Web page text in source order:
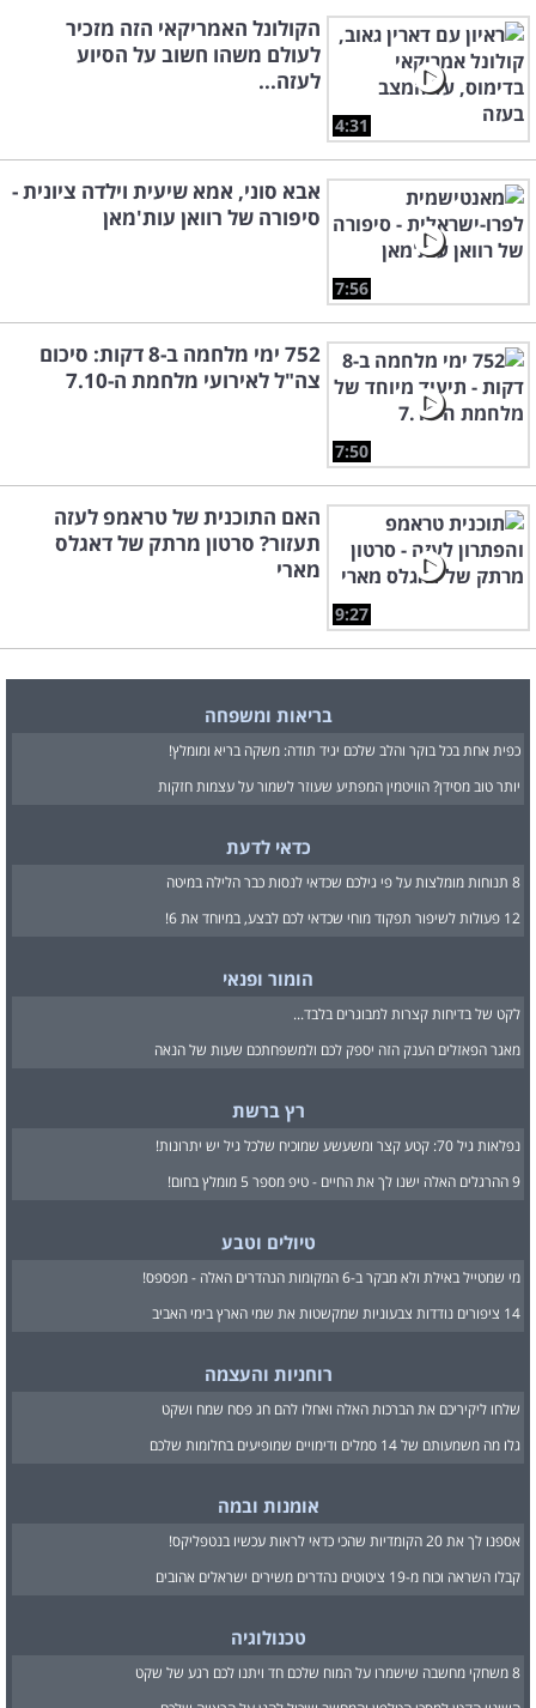
4:31
הקולונל האמריקאי הזה מזכיר
לעולם משהו חשוב על הסיוע
לעזה...
7:56
אבא סוני, אמא שיעית וילדה ציונית -
סיפורה של רוואן עות'מאן
7:50
752 ימי מלחמה ב-8 דקות: סיכום
צה"ל לאירועי מלחמת ה-7.10
9:27
האם התוכנית של טראמפ לעזה
תעזור? סרטון מרתק של דאגלס
מארי
בריאות ומשפחה
כפית אחת בכל בוקר והלב שלכם יגיד תודה: משקה בריא ומומלץ!
יותר טוב מסידן? הוויטמין המפתיע שעוזר לשמור על עצמות חזקות
כדאי לדעת
8 תנוחות מומלצות על פי גילכם שכדאי לנסות כבר הלילה במיטה
12 פעולות לשיפור תפקוד מוחי שכדאי לכם לבצע, במיוחד את 6!
הומור ופנאי
לקט של בדיחות קצרות למבוגרים בלבד...
מאגר הפאזלים הענק הזה יספק לכם ולמשפחתכם שעות של הנאה
רץ ברשת
נפלאות גיל 70: קטע קצר ומשעשע שמוכיח שלכל גיל יש יתרונות!
9 ההרגלים האלה ישנו לך את החיים - טיפ מספר 5 מומלץ בחום!
טיולים וטבע
מי שמטייל באילת ולא מבקר ב-6 המקומות הנהדרים האלה - מפספס!
14 ציפורים נודדות צבעוניות שמקשטות את שמי הארץ בימי האביב
רוחניות והעצמה
שלחו ליקיריכם את הברכות האלה ואחלו להם חג פסח שמח ושקט
גלו מה משמעותם של 14 סמלים ודימויים שמופיעים בחלומות שלכם
אומנות ובמה
אספנו לך את 20 הקומדיות שהכי כדאי לראות עכשיו בנטפליקס!
קבלו השראה וכוח מ-19 ציטוטים נהדרים משירים ישראלים אהובים
טכנולוגיה
8 משחקי מחשבה שישמרו על המוח שלכם חד ויתנו לכם רגע של שקט